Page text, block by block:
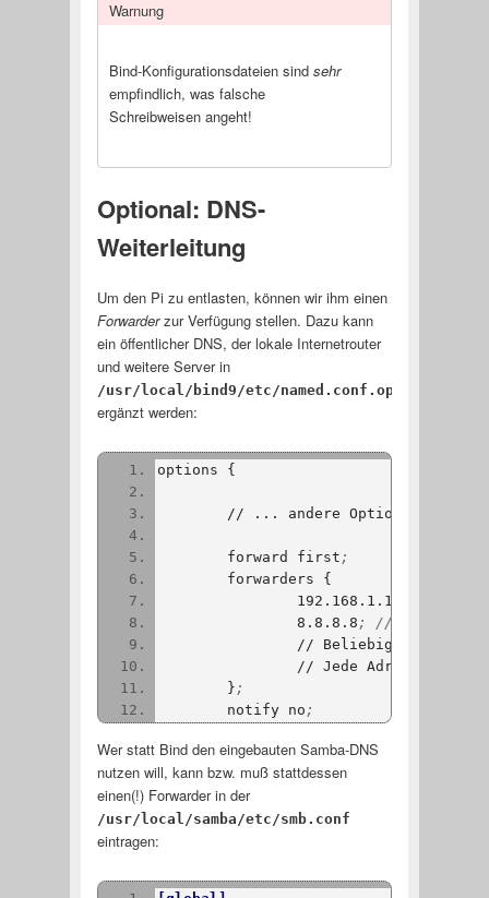
Warnung
Bind-Konfigurationsdateien sind sehr
empfindlich, was falsche
Schreibweisen angeht!
Optional: DNS-
Weiterleitung
Um den Pi zu entlasten, können wir ihm einen
Forwarderzur Verfügung stellen. Dazu kann
ein öffentlicher DNS, der lokale Internetrouter
und weitere Server in
/usr/local/bind9/etc/named.conf.options
ergänzt werden:
options {
        // ... andere Optionen ...
        forward first
;
        forwarders
{
                192.168.1.1
                8.8.8.8
; // Google
// Beliebige weitere
// Jede Adresse muß
} ;
        notify no
;
Wer statt Bind den eingebauten Samba-DNS
nutzen will, kann bzw. muß stattdessen
einen(!) Forwarder in der
/usr/local/samba/etc/smb.conf
eintragen: